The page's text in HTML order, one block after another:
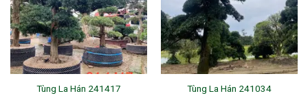
Tùng La Hán 241417 Tùng La Hán 241034